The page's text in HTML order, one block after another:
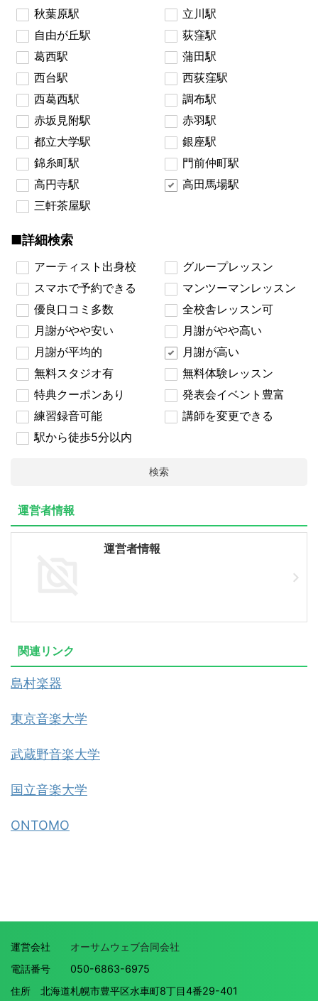
秋葉原駅
立川駅
自由が丘駅
荻窪駅
葛西駅
蒲田駅
西台駅
西荻窪駅
西葛西駅
調布駅
赤坂見附駅
赤羽駅
都立大学駅
銀座駅
錦糸町駅
門前仲町駅
高円寺駅
高田馬場駅
三軒茶屋駅
■詳細検索
アーティスト出身校
グループレッスン
スマホで予約できる
マンツーマンレッスン
優良口コミ多数
全校舎レッスン可
月謝がやや安い
月謝がやや高い
月謝が平均的
月謝が高い
無料スタジオ有
無料体験レッスン
特典クーポンあり
発表会イベント豊富
練習録音可能
講師を変更できる
駅から徒歩5分以内
検索
運営者情報
運営者情報
関連リンク
島村楽器
東京音楽大学
武蔵野音楽大学
国立音楽大学
ONTOMO
運営会社 オーサムウェブ合同会社
電話番号 050-6863-6975
住所 北海道札幌市豊平区水車町8丁目4番29-401